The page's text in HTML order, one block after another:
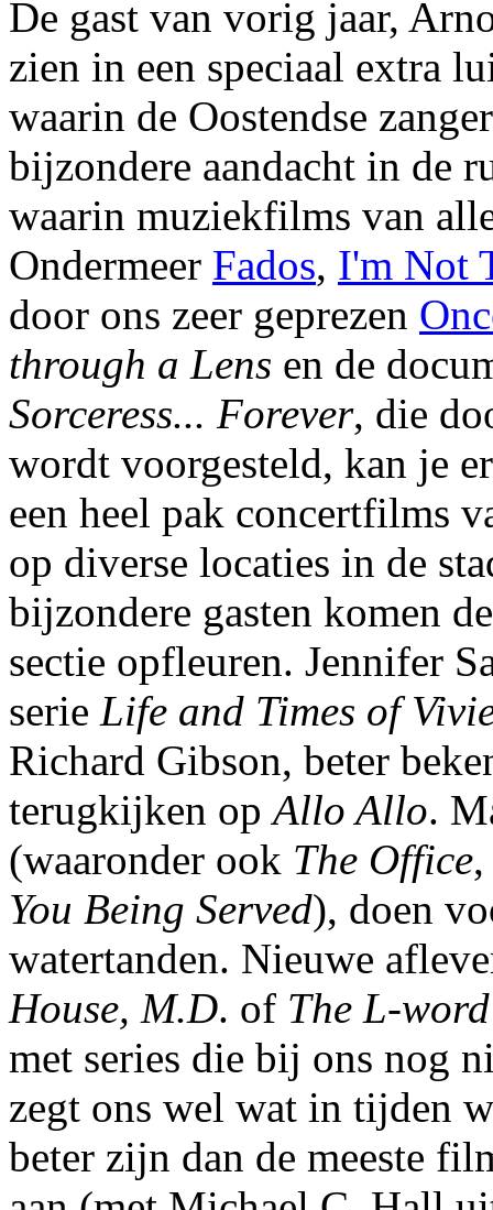
De gast van vorig jaar,
zien in een speciaal extra
waarin de Oostendse
bijzondere aandacht in de
waarin muziekfilms van
Ondermeer Fados, I'm Not
door ons zeer geprezen
through a Lens en de
Sorceress... Forever, die
wordt voorgesteld, kan je
een heel pak concertfilms
op diverse locaties in de
bijzondere gasten komen
sectie opfleuren. Jennifer
serie Life and Times of
Richard Gibson, beter
terugkijken opAllo Allo.
(waaronder ook The Office
You Being Served), doen
watertanden. Nieuwe
House, M.D. of The L-word
met series die bij ons nog
zegt ons wel wat in tijden
beter zijn dan de meeste